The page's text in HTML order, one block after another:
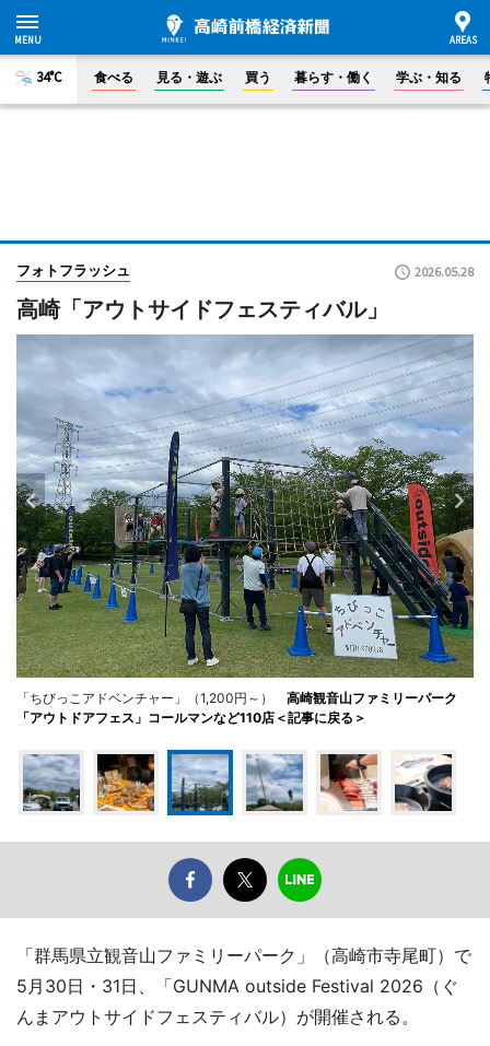
34°C 食べる 見る・遊ぶ 買う 暮らす・働く 学ぶ・知る
フォトフラッシュ 2026.05.28
高崎「アウトサイドフェスティバル」
「ちびっこアドベンチャー」（1,200円～） 高崎観音山ファミリーパーク
「アウトドアフェス」コールマンなど110店＜記事に戻る＞
「群馬県立観音山ファミリーパーク」（高崎市寺尾町）で
5月30日・31日、「GUNMA outside Festival 2026（ぐ
んまアウトサイドフェスティバル）が開催される。